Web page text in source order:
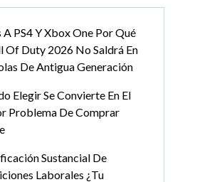
A PS4 Y Xbox One Por Qué
Of Duty 2026 No Saldrá En
De Antigua Generación
Elegir Se Convierte En El
Problema De Comprar
Sustancial De
Laborales ¿Tu